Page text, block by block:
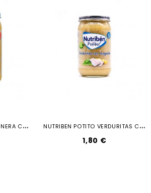
N
UTRIBEN JAMON Y TERNERA CON MENESTRA... N
UTRIBEN POTITO VERDURITAS CON...
1,80 €